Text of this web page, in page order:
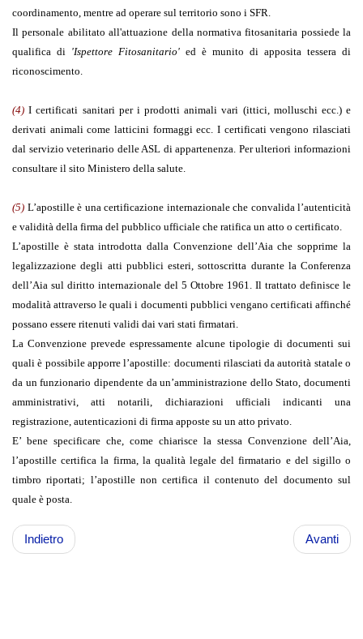
coordinamento, mentre ad operare sul territorio sono i SFR.
Il personale abilitato all'attuazione della normativa fitosanitaria possiede la
qualifica di 'Ispettore Fitosanitario' ed è munito di apposita tessera di
riconoscimento.
(4) I certificati sanitari per i prodotti animali vari (ittici, molluschi ecc.) e
derivati animali come latticini formaggi ecc. I certificati vengono rilasciati
dal servizio veterinario delle ASL di appartenenza. Per ulteriori informazioni
consultare il sito Ministero della salute.
(5) L’apostille è una certificazione internazionaleche convalida l’autenticità
e validità della firma del pubblico ufficiale che ratifica un atto o certificato.
L’apostille è stata introdotta dalla Convenzione dell’Aia che sopprime la
legalizzazione degli atti pubblici esteri, sottoscritta durante la Conferenza
dell’Aia sul diritto internazionale del 5 Ottobre 1961. Il trattato definisce le
modalità attraverso le quali i documenti pubblici vengano certificati affinché
possano essere ritenuti validi dai vari stati firmatari.
La Convenzione prevede espressamente alcune tipologie di documenti sui
quali è possibile apporre l’apostille: documenti rilasciati da autorità statale o
da un funzionario dipendente da un’amministrazione dello Stato, documenti
amministrativi, atti notarili, dichiarazioni ufficiali indicanti una
registrazione, autenticazioni di firma apposte su un atto privato.
E’ bene specificare che, come chiarisce la stessa Convenzione dell’Aia,
l’apostille certifica la firma, la qualità legale del firmatario e del sigillo o
timbro riportati; l’apostille non certifica il contenuto del documento sul
quale è posta.
Indietro Avanti